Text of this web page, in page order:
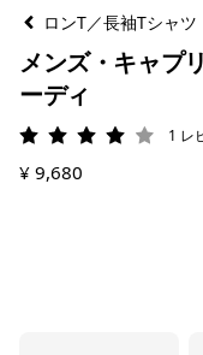
ロンT／長袖Tシャツ
メンズ・キャプ
ーディ
評価: 4 / 5 1 レ
¥ 9,680